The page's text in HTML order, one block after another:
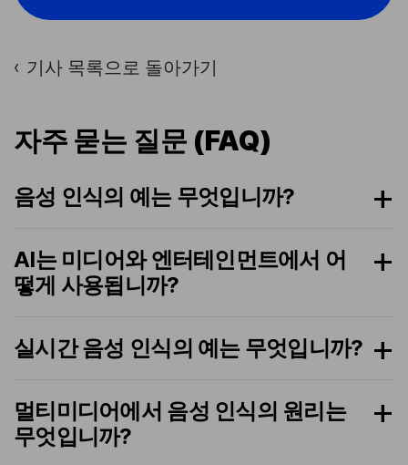
› 기사 목록으로 돌아가기
자주 묻는 질문 (FAQ)
음성 인식의 예는 무엇입니까?
AI는 미디어와 엔터테인먼트에서 어
떻게 사용됩니까?
실시간 음성 인식의 예는 무엇입니까?
멀티미디어에서 음성 인식의 원리는
무엇입니까?